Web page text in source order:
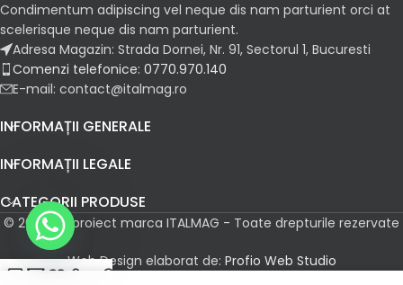
Condimentum adipiscing vel neque dis nam parturient orci at
scelerisque neque dis nam parturient.
Adresa Magazin: Strada Dornei, Nr. 91, Sectorul 1, Bucuresti
Comenzi telefonice: 0770.970.140
E-mail: contact@italmag.ro
INFORMAȚII GENERALE
INFORMAȚII LEGALE
CATEGORII PRODUSE
© 2026 Un proiect marca ITALMAG - Toate drepturile rezervate
Web Design elaborat de: Profio Web Studio